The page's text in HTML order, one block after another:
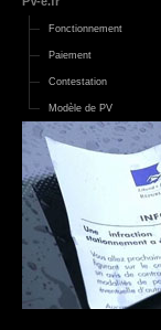
Fonctionnement
Paiement
Contestation
Modèle de PV